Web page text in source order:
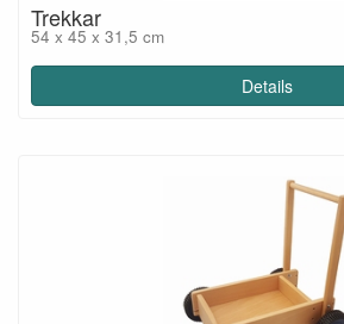
Trekkar
54 x 45 x 31,5 cm
Details